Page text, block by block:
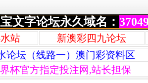
文字论坛永久域名：
站
新澳彩四九论坛
论坛（线路一）澳门彩资料区
杯官方指定投注网,站长担保